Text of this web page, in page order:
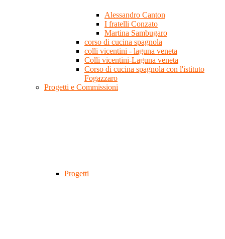
Alessandro Canton
I fratelli Conzato
Martina Sambugaro
corso di cucina spagnola
colli vicentini - laguna veneta
Colli vicentini-Laguna veneta
Corso di cucina spagnola con l'istituto
Fogazzaro
Progetti e Commissioni
Progetti